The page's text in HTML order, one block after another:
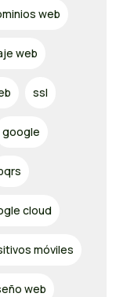
web
web
ssl
google
cloud
móviles
web